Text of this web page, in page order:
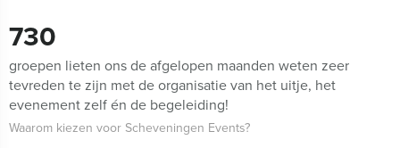
730
groepen lieten ons de afgelopen maanden weten zeer
tevreden te zijn met de organisatie van het uitje, het
evenement zelf én de begeleiding!
Waarom kiezen voor Scheveningen Events?